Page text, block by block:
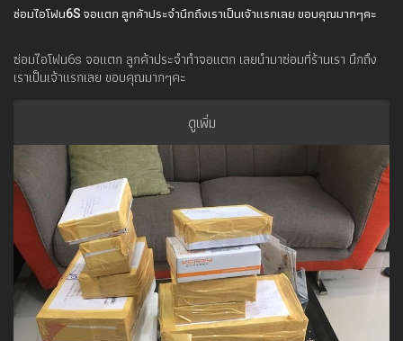
ซ่อมไอโฟน6S จอแตก ลูกค้าประจำนึกถึงเราเป็นเจ้าแรกเลย ขอบคุณมากๆคะ
ซ่อมไอโฟน6s จอแตก ลูกค้าประจำทำจอแตก เลยนำมาซ่อมที่ร้านเรา นึกถึง
เราเป็นเจ้าแรกเลย ขอบคุณมากๆคะ
ดูเพิ่ม